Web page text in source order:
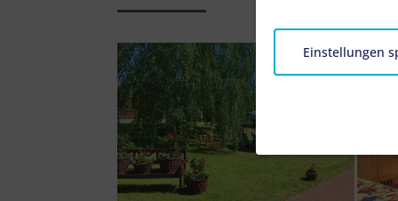
Einstellungen